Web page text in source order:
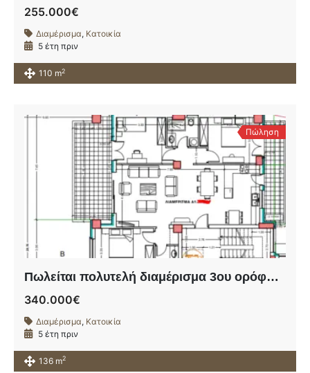
255.000€
Διαμέρισμα, Κατοικία
5 έτη πριν
110 m2
Πώληση
Πωλείται πολυτελή διαμέρισμα 3ου ορόφου σε υπό ανέγερση οικοδομή πλησίον της οδού Ηρώων Πολυτεχνείου.
340.000€
Διαμέρισμα, Κατοικία
5 έτη πριν
136 m2